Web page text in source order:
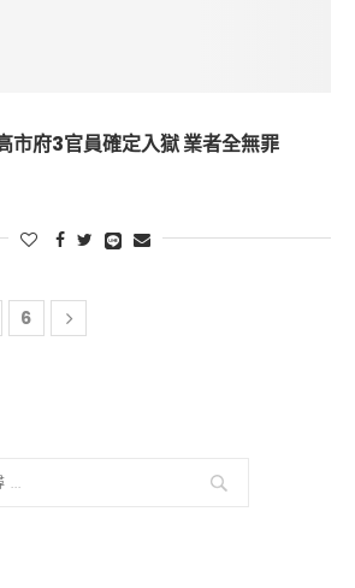
市府3官員確定入獄 業者全無罪
6